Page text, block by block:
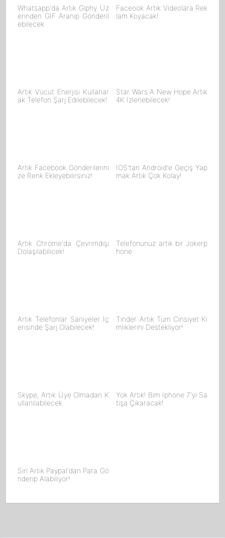
Whatsapp'da Artık Giphy Üz
erinden GIF Aranıp Gönderil
ebilecek
Faceook Artık Videolara Rek
lam Koyacak!
Artık Vücut Enerjisi Kullanar
ak Telefon Şarj Edilebilecek!
Star Wars A New Hope Artık
4K İzlenebilecek!
Artık Facebook Gönderilerini
ze Renk Ekleyebilirsiniz!
IOS'tan Android'e Geçiş Yap
mak Artık Çok Kolay!
Artık Chrome'da Çevrimdışı
Dolaşılabilicek!
Telefonunuz artık bir Jokerp
hone
Artık Telefonlar Saniyeler İç
erisinde Şarj Olabilecek!
Tinder Artık Tüm Cinsiyet Ki
mliklerini Destekliyor!
Skype, Artık Üye Olmadan K
ullanılabilecek
Yok Artık! Bim İphone 7'yi Sa
tışa Çıkaracak!
Siri Artık Paypal'dan Para Gö
nderip Alabiliyor!